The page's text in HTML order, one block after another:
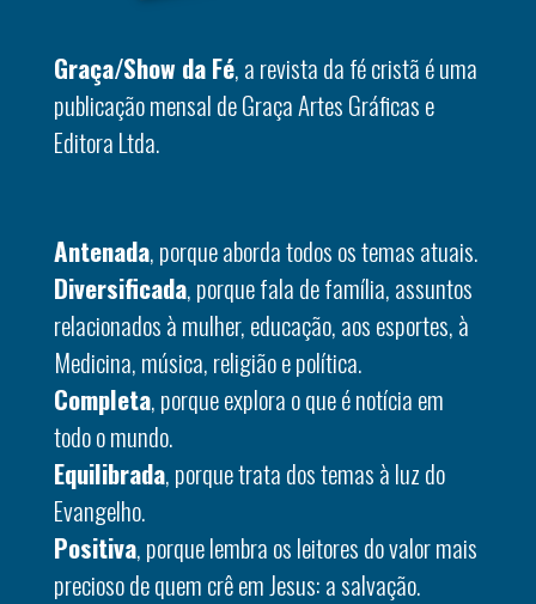
Graça/Show da Fé, a revista da fé cristã é uma
publicação mensal de Graça Artes Gráficas e
Editora Ltda.
Antenada, porque aborda todos os temas atuais.
Diversificada, porque fala de família, assuntos
relacionados à mulher, educação, aos esportes, à
Medicina, música, religião e política.
Completa, porque explora o que é notícia em
todo o mundo.
Equilibrada, porque trata dos temas à luz do
Evangelho.
Positiva, porque lembra os leitores do valor mais
precioso de quem crê em Jesus: a salvação.